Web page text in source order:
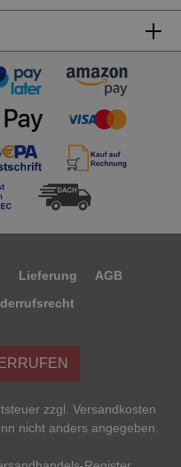
Lieferung
AGB
zzgl. Versandkosten
nicht anders angegeben.